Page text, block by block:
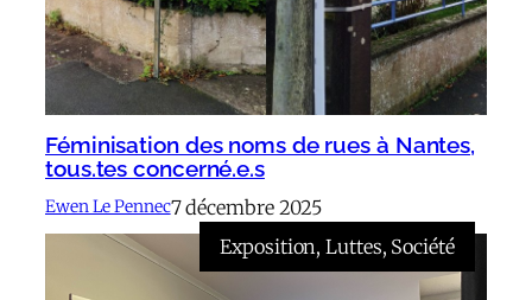
Féminisation des noms de rues à Nantes,
tous.tes concerné.e.s
Ewen Le Pennec7 décembre 2025
Exposition, Luttes, Société